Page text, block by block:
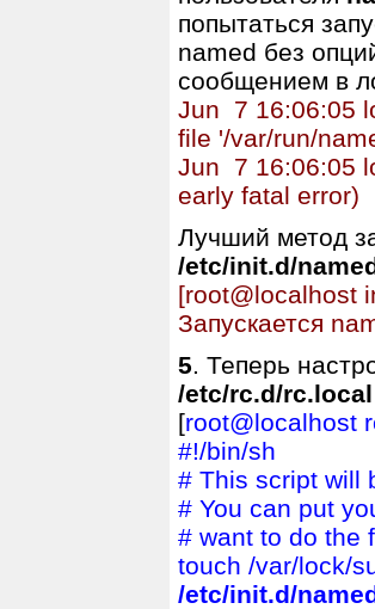
попытаться
named без
сообщением в
Jun 7 16:06:05
file '/var/run/
Jun 7 16:06:05
early fatal error)
Лучший метод
/etc/init.d/
[root@localhost
5. Теперь
/etc/rc.d/rc.local
[root@localhost
#!/bin/sh
# This script will
# You can put
# want to do the
touch /var/lock/
/etc/init.d/